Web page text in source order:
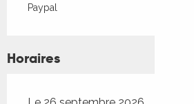
Paypal
Horaires